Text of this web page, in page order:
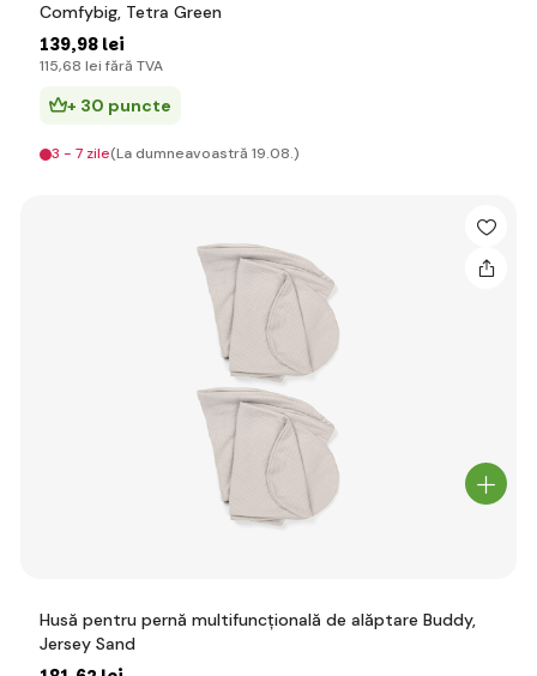
Comfybig, Tetra Green
139,98 lei
115,68 lei fără TVA
+ 30 puncte
3 - 7 zile(La dumneavoastră 19.08.)
Husă pentru pernă multifuncțională de alăptare Buddy,
Jersey Sand